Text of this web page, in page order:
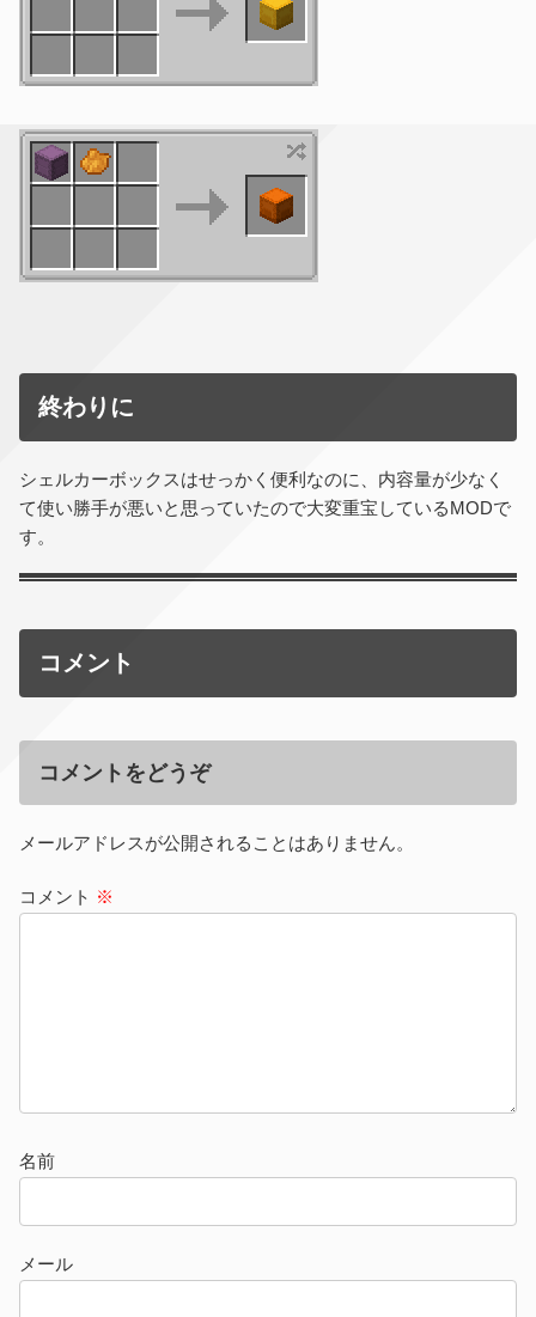
終わりに
シェルカーボックスはせっかく便利なのに、内容量が少なく
て使い勝手が悪いと思っていたので大変重宝しているMODで
す。
コメント
コメントをどうぞ
メールアドレスが公開されることはありません。
コメント ※
名前
メール